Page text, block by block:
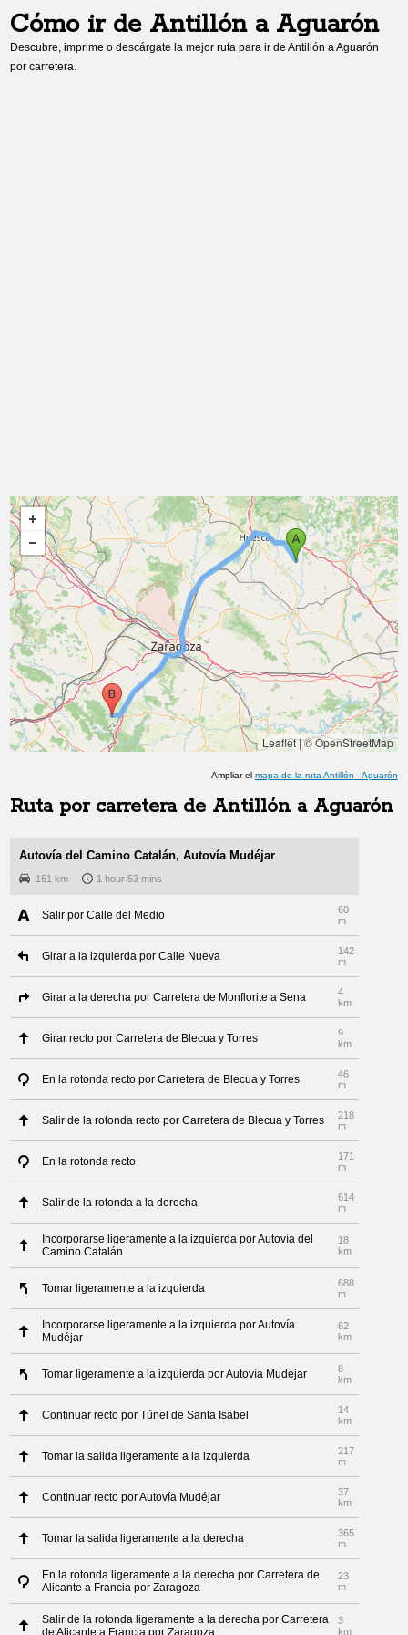
Cómo ir de Antillóna Aguarón
Descubre, imprime o descárgate la mejor ruta para ir deAntillón aAguarón
por carretera.
Leaflet|© OpenStreetMap
Ampliar el mapa de la ruta Antillón -Aguarón
Ruta por carretera de Antillón a Aguarón
Autovía del Camino Catalán, Autovía Mudéjar
161 km 1 hour 53 mins
Salir por Calle del Medio
60
m
Girar a la izquierda por Calle Nueva
142
m
Girar a la derecha por Carretera de Monflorite a Sena
4
km
Girar recto por Carretera de Blecua y Torres
9
km
En la rotonda recto por Carretera de Blecua y Torres
46
m
Salir de la rotonda recto por Carretera de Blecua y Torres
218
m
En la rotonda recto
171
m
Salir de la rotonda a la derecha
614
m
Incorporarse ligeramente a la izquierda por Autovía del
Camino Catalán
18
km
Tomar ligeramente a la izquierda
688
m
Incorporarse ligeramente a la izquierda por Autovía
Mudéjar
62
km
Tomar ligeramente a la izquierda por Autovía Mudéjar
8
km
Continuar recto por Túnel de Santa Isabel
14
km
Tomar la salida ligeramente a la izquierda
217
m
Continuar recto por Autovía Mudéjar
37
km
Tomar la salida ligeramente a la derecha
365
m
En la rotonda ligeramente a la derecha por Carretera de
Alicante a Francia por Zaragoza
23
m
Salir de la rotonda ligeramente a la derecha por Carretera
de Alicante a Francia por Zaragoza
3
km